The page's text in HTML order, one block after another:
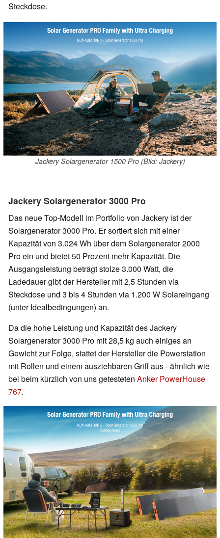
Steckdose.
Jackery Solargenerator 1500 Pro (Bild: Jackery)
Jackery Solargenerator 3000 Pro
Das neue Top-Modell im Portfolio von Jackery ist der
Solargenerator 3000 Pro. Er sortiert sich mit einer
Kapazität von 3.024 Wh über dem Solargenerator 2000
Pro ein und bietet 50 Prozent mehr Kapazität. Die
Ausgangsleistung beträgt stolze 3.000 Watt, die
Ladedauer gibt der Hersteller mit 2,5 Stunden via
Steckdose und 3 bis 4 Stunden via 1.200 W Solareingang
(unter Idealbedingungen) an.
Da die hohe Leistung und Kapazität des Jackery
Solargenerator 3000 Pro mit 28,5 kg auch einiges an
Gewicht zur Folge, stattet der Hersteller die Powerstation
mit Rollen und einem ausziehbaren Griff aus - ähnlich wie
bei beim kürzlich von uns getesteten Anker PowerHouse
767.